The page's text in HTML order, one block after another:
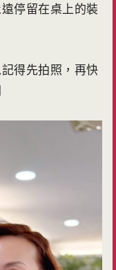
停留在桌上的裝
得先拍照，再快